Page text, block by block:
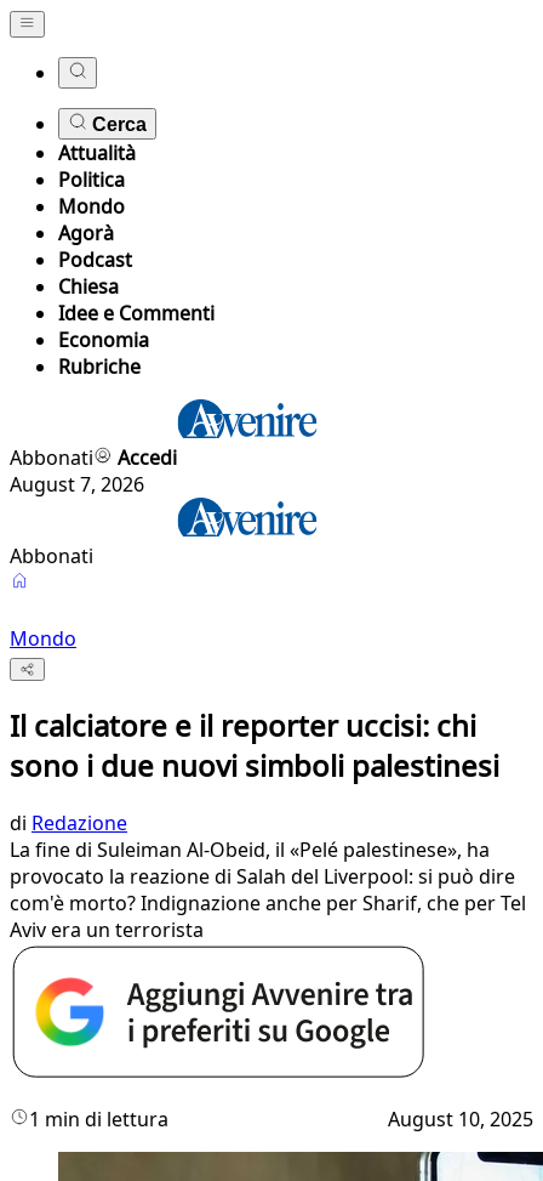
Cerca
Attualità
Politica
Mondo
Agorà
Podcast
Chiesa
Idee e Commenti
Economia
Rubriche
Abbonati
Accedi
August 7, 2026
Abbonati
Mondo
Il calciatore e il reporter uccisi: chi
sono i due nuovi simboli palestinesi
di Redazione
La fine di Suleiman Al-Obeid, il «Pelé palestinese», ha
provocato la reazione di Salah del Liverpool: si può dire
com'è morto? Indignazione anche per Sharif, che per Tel
Aviv era un terrorista
1 min di lettura August 10, 2025